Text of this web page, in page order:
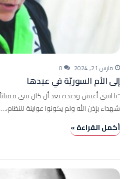
مارس 21, 2024 0
إلى الأم السوريّة في عيدها
"يا ابنتي أعيش وحيدة بعد أن كان بيتي
شهداء بإذن الله ولم يكونوا عواينة للنظام،…
أكمل القراءة »